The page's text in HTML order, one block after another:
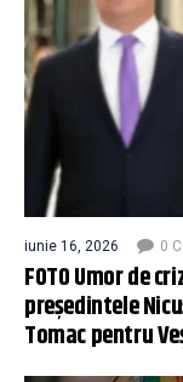
iunie 16, 2026 0
FOTO Umor de
președintele
Tomac pentru